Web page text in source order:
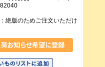
絶版のためご注文いただけ